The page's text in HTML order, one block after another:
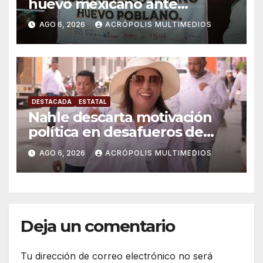
huevo mexicano ante
importaciones
AGO 6, 2026 ACRÓPOLIS MULTIMEDIOS
DESTACADA ESTATAL
Nahle descarta motivación
política en desafueros de
alcaldes
AGO 6, 2026 ACRÓPOLIS MULTIMEDIOS
Deja un comentario
Tu dirección de correo electrónico no será